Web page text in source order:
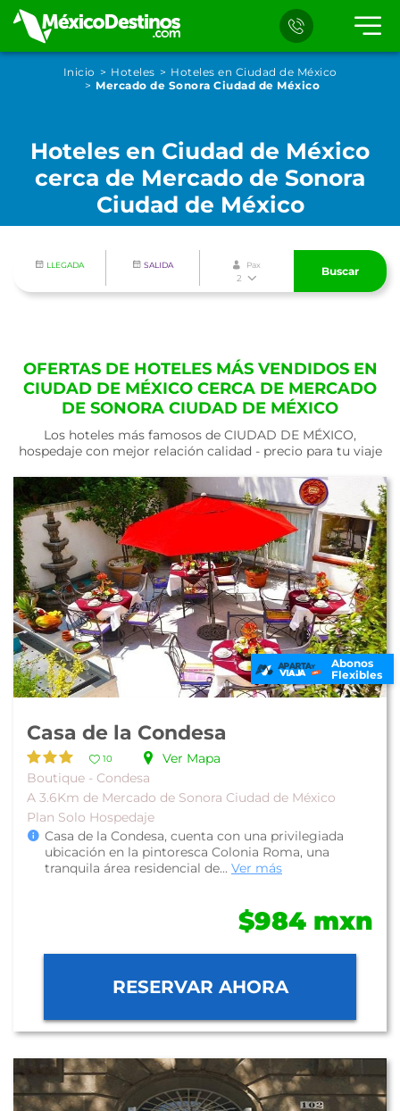
Inicio Hoteles
Hoteles en Ciudad de México
Mercado de Sonora Ciudad de México
Hoteles en Ciudad de México
cerca de Mercado de Sonora
Ciudad de México
LLEGADA SALIDA Pax
2
Buscar
OFERTAS DE HOTELES MÁS VENDIDOS EN
CIUDAD DE MÉXICO CERCA DE MERCADO
DE SONORA CIUDAD DE MÉXICO
Los hoteles más famosos de CIUDAD DE MÉXICO,
hospedaje con mejor relación calidad - precio para tu viaje
Abonos
Flexibles
Casa de la Condesa
10
Ver Mapa
Boutique - Condesa
A 3.6Km de Mercado de Sonora Ciudad de México
Plan Solo Hospedaje
Casa de la Condesa, cuenta con una privilegiada
ubicación en la pintoresca Colonia Roma, una
tranquila área residencial de... Ver más
$984 mxn
RESERVAR AHORA